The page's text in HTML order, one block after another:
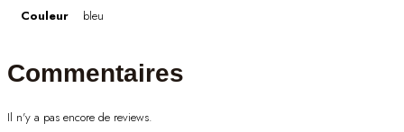
Couleur bleu
Commentaires
Il n'y a pas encore de reviews.